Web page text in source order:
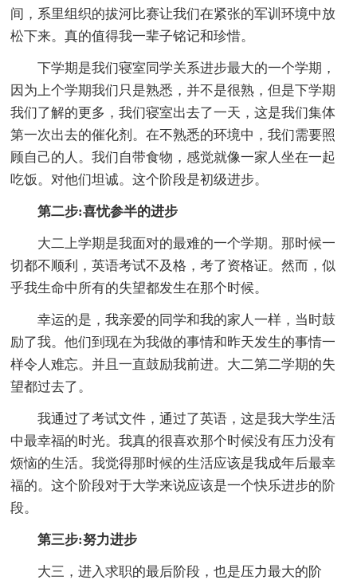
间，系里组织的拔河比赛让我们在紧张的军训环境中放
松下来。真的值得我一辈子铭记和珍惜。
下学期是我们寝室同学关系进步最大的一个学期，
因为上个学期我们只是熟悉，并不是很熟，但是下学期
我们了解的更多，我们寝室出去了一天，这是我们集体
第一次出去的催化剂。在不熟悉的环境中，我们需要照
顾自己的人。我们自带食物，感觉就像一家人坐在一起
吃饭。对他们坦诚。这个阶段是初级进步。
第二步:喜忧参半的进步
大二上学期是我面对的最难的一个学期。那时候一
切都不顺利，英语考试不及格，考了资格证。然而，似
乎我生命中所有的失望都发生在那个时候。
幸运的是，我亲爱的同学和我的家人一样，当时鼓
励了我。他们到现在为我做的事情和昨天发生的事情一
样令人难忘。并且一直鼓励我前进。大二第二学期的失
望都过去了。
我通过了考试文件，通过了英语，这是我大学生活
中最幸福的时光。我真的很喜欢那个时候没有压力没有
烦恼的生活。我觉得那时候的生活应该是我成年后最幸
福的。这个阶段对于大学来说应该是一个快乐进步的阶
段。
第三步:努力进步
大三，进入求职的最后阶段，也是压力最大的阶